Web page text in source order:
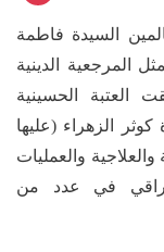
السيدة فاطمة
المرجعية الدينية
العتبة الحسينية
(22-1-2022)، مبادرة كوثر الزهراء (عليها
والعمليات
في عدد من